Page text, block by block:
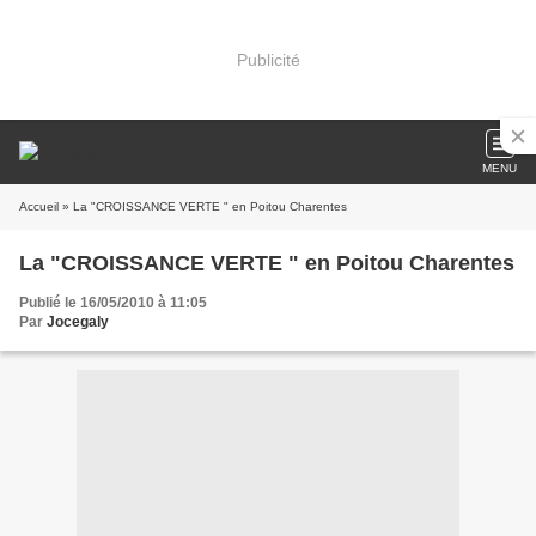
Publicité
MENU
Accueil » La "CROISSANCE VERTE " en Poitou Charentes
La "CROISSANCE VERTE " en Poitou Charentes
Publié le 16/05/2010 à 11:05
Par Jocegaly